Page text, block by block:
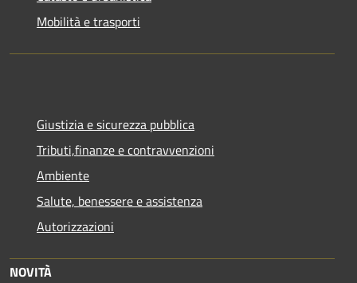
Mobilità e trasporti
Giustizia e sicurezza pubblica
Tributi,finanze e contravvenzioni
Ambiente
Salute, benessere e assistenza
Autorizzazioni
NOVITÀ